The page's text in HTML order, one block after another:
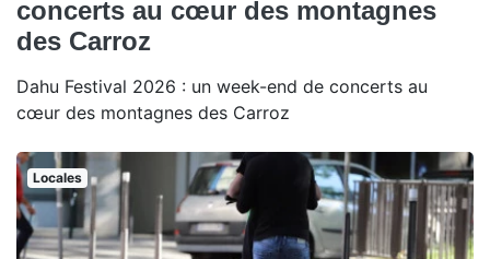
concerts au cœur des montagnes
des Carroz
Dahu Festival 2026 : un week-end de concerts au
cœur des montagnes des Carroz
Locales